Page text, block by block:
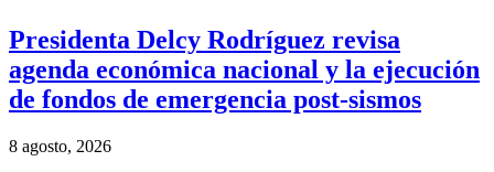
Presidenta Delcy Rodríguez revisa
agenda económica nacional y la ejecución
de fondos de emergencia post-sismos
8 agosto, 2026